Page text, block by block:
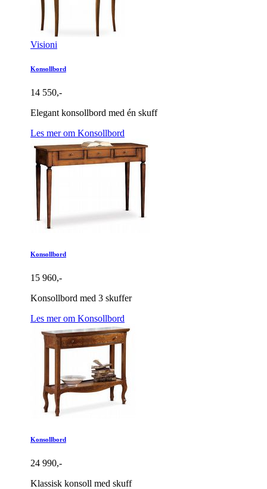
Visioni
Konsollbord
14 550,-
Elegant konsollbord med én skuff
Les mer om Konsollbord
Konsollbord
15 960,-
Konsollbord med 3 skuffer
Les mer om Konsollbord
Konsollbord
24 990,-
Klassisk konsoll med skuff